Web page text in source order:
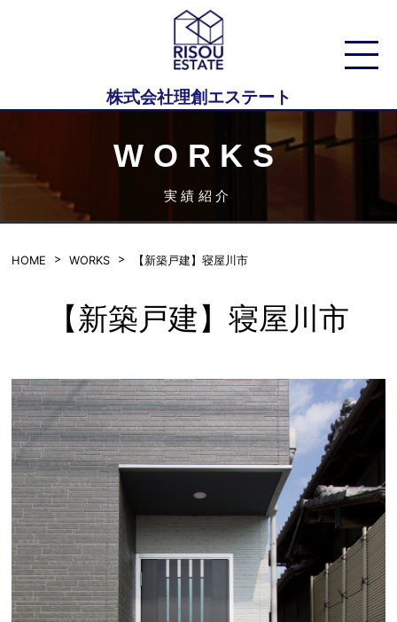
株式会社理創エステート
WORKS
実績紹介
HOME WORKS 【新築戸建】寝屋川市
【新築戸建】寝屋川市